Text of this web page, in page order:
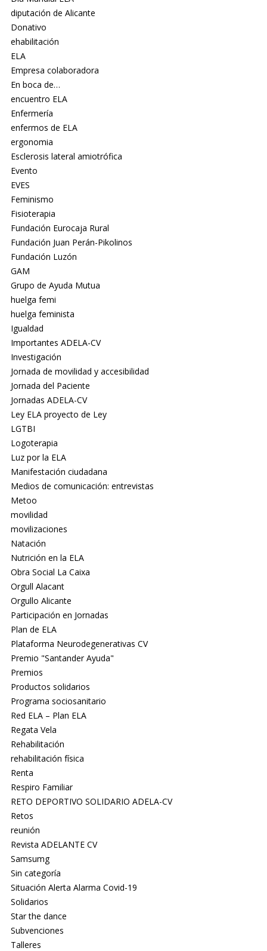
diputación de Alicante
Donativo
ehabilitación
ELA
Empresa colaboradora
En boca de…
encuentro ELA
Enfermería
enfermos de ELA
ergonomia
Esclerosis lateral amiotrófica
Evento
EVES
Feminismo
Fisioterapia
Fundación Eurocaja Rural
Fundación Juan Perán-Pikolinos
Fundación Luzón
GAM
Grupo de Ayuda Mutua
huelga femi
huelga feminista
Igualdad
Importantes ADELA-CV
Investigación
Jornada de movilidad y accesibilidad
Jornada del Paciente
Jornadas ADELA-CV
Ley ELA proyecto de Ley
LGTBI
Logoterapia
Luz por la ELA
Manifestación ciudadana
Medios de comunicación: entrevistas
Metoo
movilidad
movilizaciones
Natación
Nutrición en la ELA
Obra Social La Caixa
Orgull Alacant
Orgullo Alicante
Participación en Jornadas
Plan de ELA
Plataforma Neurodegenerativas CV
Premio "Santander Ayuda"
Premios
Productos solidarios
Programa sociosanitario
Red ELA – Plan ELA
Regata Vela
Rehabilitación
rehabilitación física
Renta
Respiro Familiar
RETO DEPORTIVO SOLIDARIO ADELA-CV
Retos
reunión
Revista ADELANTE CV
Samsumg
Sin categoría
Situación Alerta Alarma Covid-19
Solidarios
Star the dance
Subvenciones
Talleres